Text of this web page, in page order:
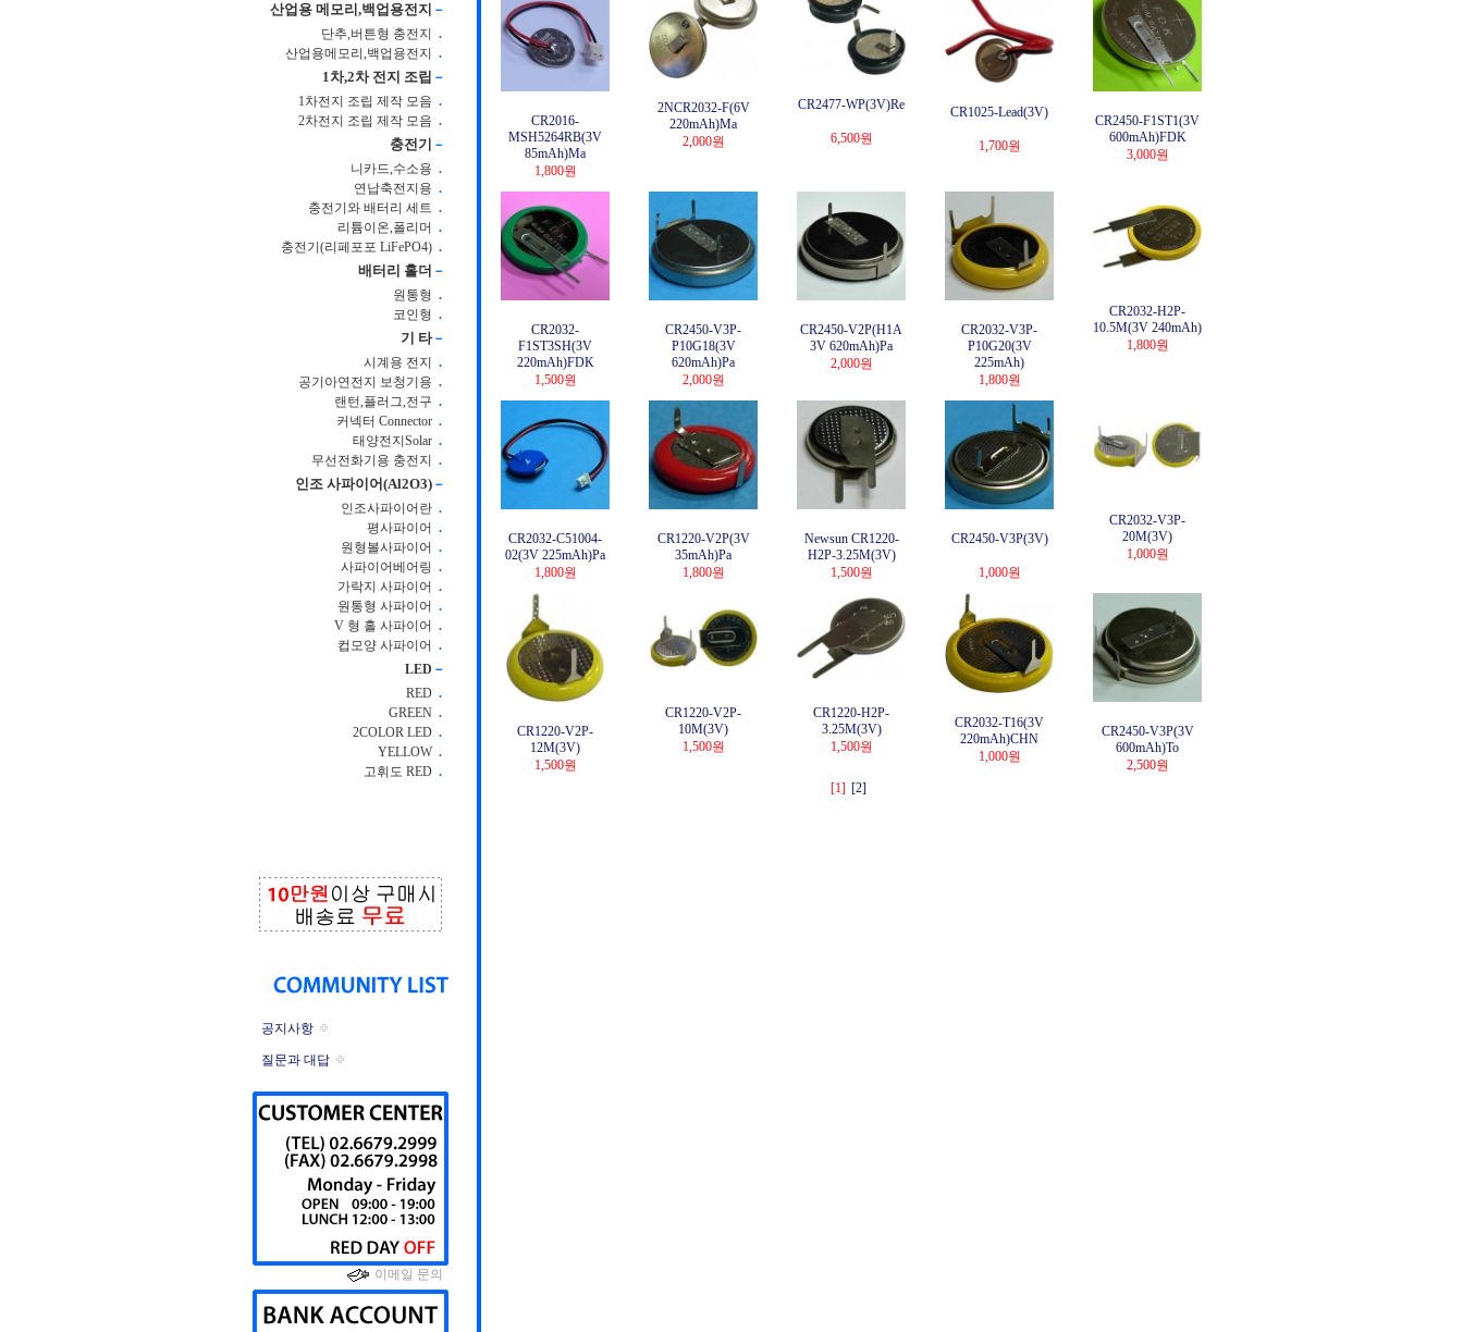
산업용 메모리,백업용전지 －
단추,버튼형 충전지
.
산업용메모리,백업용전지
.
1차,2차 전지 조립 －
1차전지 조립 제작 모음 .
2차전지 조립 제작 모음 .
충전기 －
니카드,수소용 .
연납축전지용 .
충전기와 배터리 세트 .
리튬이온,폴리머 .
충전기(리페포포 LiFePO4) .
배터리 홀더 －
원통형 .
코인형 .
기 타－
시계용 전지
.
공기아연전지 보청기용 .
랜턴,플러그,전구 .
커넥터 Connector .
태양전지Solar .
무선전화기용 충전지
.
인조 사파이어(Al2O3) －
인조사파이어란 .
평사파이어 .
원형볼사파이어 .
사파이어베어링 .
가락지 사파이어 .
원통형 사파이어 .
V 형 홀 사파이어 .
컵모양 사파이어 .
LED －
RED .
GREEN .
2COLOR LED .
YELLOW .
고휘도 RED .
공지사항
질문과 대답
이메일 문의
CR2016-
MSH5264RB(3V
85mAh)Ma
1,800원
2NCR2032-F(6V
220mAh)Ma
2,000원
CR2477-WP(3V)Re
6,500원
CR1025-Lead(3V)
1,700원
CR2450-F1ST1(3V
600mAh)FDK
3,000원
CR2032-
F1ST3SH(3V
220mAh)FDK
1,500원
CR2450-V3P-
P10G18(3V
620mAh)Pa
2,000원
CR2450-V2P(H1A
3V 620mAh)Pa
2,000원
CR2032-V3P-
P10G20(3V
225mAh)
1,800원
CR2032-H2P-
10.5M(3V 240mAh)
1,800원
CR2032-C51004-
02(3V 225mAh)Pa
1,800원
CR1220-V2P(3V
35mAh)Pa
1,800원
Newsun CR1220-
H2P-3.25M(3V)
1,500원
CR2450-V3P(3V)
1,000원
CR2032-V3P-
20M(3V)
1,000원
CR1220-V2P-
12M(3V)
1,500원
CR1220-V2P-
10M(3V)
1,500원
CR1220-H2P-
3.25M(3V)
1,500원
CR2032-T16(3V
220mAh)CHN
1,000원
CR2450-V3P(3V
600mAh)To
2,500원
[1] [2]